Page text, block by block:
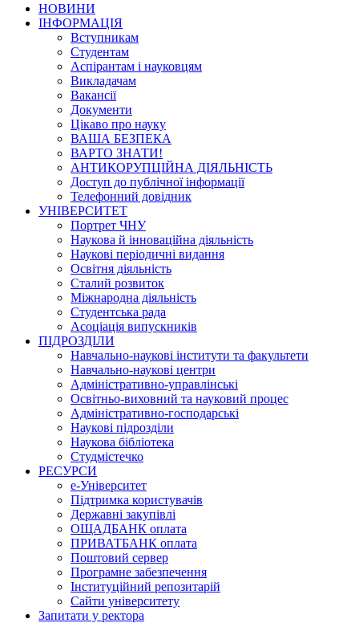
НОВИНИ
ІНФОРМАЦІЯ
Вступникам
Студентам
Аспірантам і науковцям
Викладачам
Вакансії
Документи
Цікаво про науку
ВАША БЕЗПЕКА
ВАРТО ЗНАТИ!
АНТИКОРУПЦІЙНА ДІЯЛЬНІСТЬ
Доступ до публічної інформації
Телефонний довідник
УНІВЕРСИТЕТ
Портрет ЧНУ
Наукова й інноваційна діяльність
Наукові періодичні видання
Освітня діяльність
Сталий розвиток
Міжнародна діяльність
Студентська рада
Асоціація випускників
ПІДРОЗДІЛИ
Навчально-наукові інститути та факультети
Навчально-наукові центри
Адміністративно-управлінські
Освітньо-виховний та науковий процес
Адміністративно-господарські
Наукові підрозділи
Наукова бібліотека
Студмістечко
РЕСУРСИ
е-Університет
Підтримка користувачів
Державні закупівлі
ОЩАДБАНК оплата
ПРИВАТБАНК оплата
Поштовий сервер
Програмне забезпечення
Інституційний репозитарій
Сайти університету
Запитати у ректора